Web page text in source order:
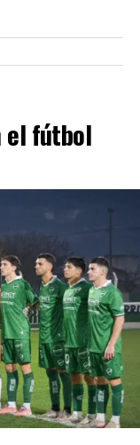
el fútbol